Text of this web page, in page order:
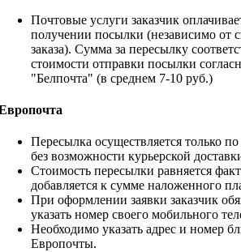
Почтовые услуги заказчик
получении посылки (независимо от
заказа). Сумма за пересылку
стоимости отправки посылки
"Белпочта" (в среднем 7-10 руб.)
Пересылка осуществляется только
без возможности курьерской
Стоимость пересылки равняется
добавляется к сумме наложенного
При оформлении заявки заказчик
указать номер своего мобильного
Необходимо указать адрес и номер
Европочты.